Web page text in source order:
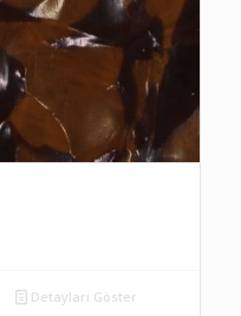
Detayları Göster